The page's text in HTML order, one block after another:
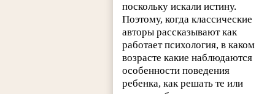
поскольку искали истину.
Поэтому, когда классические
авторы рассказывают как
работает психология, в каком
возрасте какие наблюдаются
особенности поведения
ребенка, как решать те или